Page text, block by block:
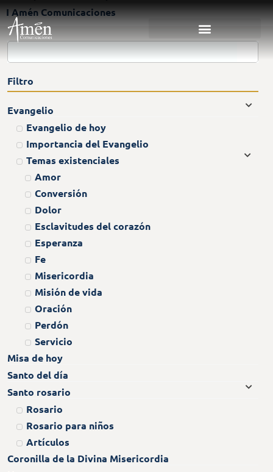
I Amén Comunicaciones
Filtro
Evangelio
Evangelio de hoy
Importancia del Evangelio
Temas existenciales
Amor
Conversión
Dolor
Esclavitudes del corazón
Esperanza
Fe
Misericordia
Misión de vida
Oración
Perdón
Servicio
Misa de hoy
Santo del día
Santo rosario
Rosario
Rosario para niños
Artículos
Coronilla de la Divina Misericordia